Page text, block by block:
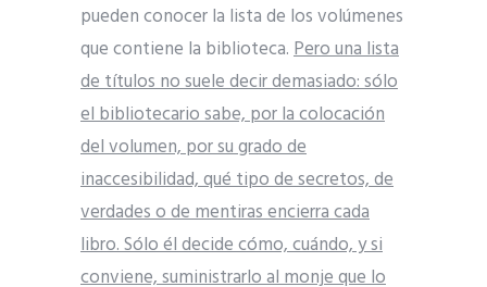
pueden conocer la lista de los volúmenes
que contiene la biblioteca.Pero una lista
de títulos no suele decir demasiado: sólo
el bibliotecario sabe, por la colocación
del volumen, por su grado de
inaccesibilidad, qué tipo de secretos, de
verdades o de mentiras encierra cada
libro. Sólo él decide cómo, cuándo, y si
conviene, suministrarlo al monje que lo